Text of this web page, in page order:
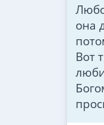
она
Вот